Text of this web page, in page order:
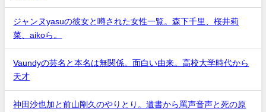
ジャンヌyasuの彼女と噂された女性一覧。森下千里、桜井莉
菜、aikoら。
Vaundyの芸名と本名は無関係。面白い由来。高校大学時代から
天才
神田沙也加と前山剛久のやりとり。遺書から罵声音声と死の原